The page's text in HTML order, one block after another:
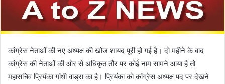
कांग्रेस नेताओं की नए अध्यक्ष की खोज शायद पूरी हो गई है। दो महीने के बाद
कांग्रेस की नेताओं की ओर से अधिकृत तौर पर कोई नाम सामने आया है तो
महासचिव प्रियंका गांधी वाड्रा का है। प्रियंका को कांग्रेस अध्यक्ष पद पर देखने